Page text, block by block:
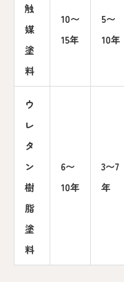
触
媒
塗
料
10〜
15年
5〜
10年
ウ
レ
タ
ン
樹
脂
塗
料
6〜
10年
3〜7
年